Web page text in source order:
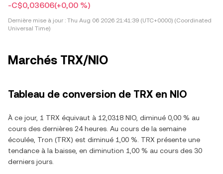
-C$0,03606(+0,00 %)
Dernière mise à jour : Thu Aug 06 2026 21:41:39 (UTC+0000) (Coordinated
Universal Time)
Marchés TRX/NIO
Tableau de conversion de TRX en NIO
À ce jour, 1 TRX équivaut à 12,0318 NIO, diminué 0,00 % au
cours des dernières 24 heures. Au cours de la semaine
écoulée, Tron (TRX) est diminué 1,00 %. TRX présente une
tendance à la baisse, en diminution 1,00 % au cours des 30
derniers jours.